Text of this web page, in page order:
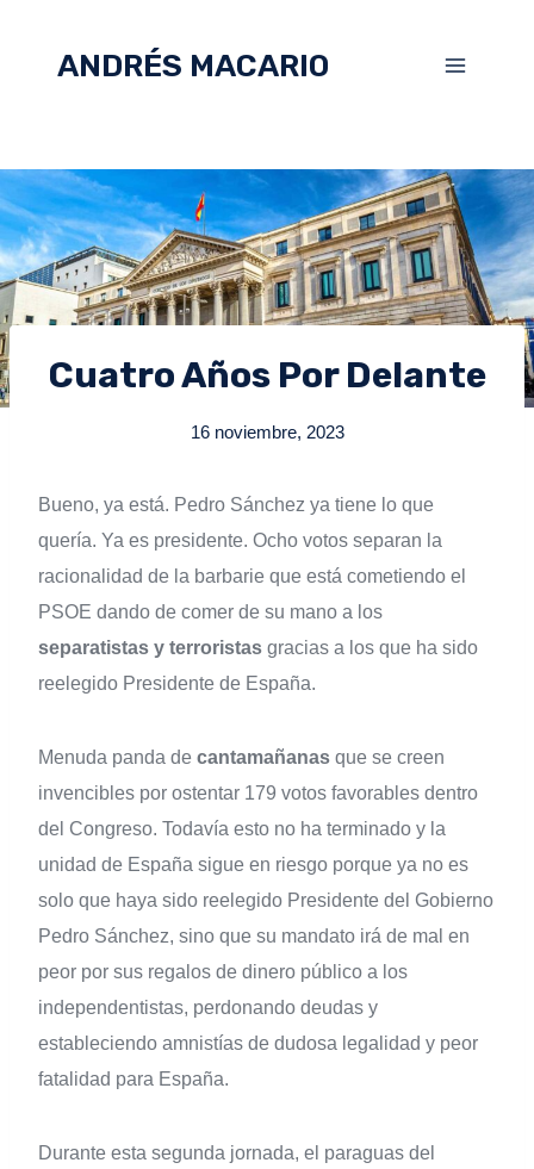
ANDRÉS MACARIO
Cuatro Años Por Delante
16 noviembre, 2023
Bueno, ya está. Pedro Sánchez ya tiene lo que
quería. Ya es presidente. Ocho votos separan la
racionalidad de la barbarie que está cometiendo el
PSOE dando de comer de su mano a los
separatistas y terroristas gracias a los que ha sido
reelegido Presidente de España.
Menuda panda de cantamañanas que se creen
invencibles por ostentar 179 votos favorables dentro
del Congreso. Todavía esto no ha terminado y la
unidad de España sigue en riesgo porque ya no es
solo que haya sido reelegido Presidente del Gobierno
Pedro Sánchez, sino que su mandato irá de mal en
peor por sus regalos de dinero público a los
independentistas, perdonando deudas y
estableciendo amnistías de dudosa legalidad y peor
fatalidad para España.
Durante esta segunda jornada, el paraguas del